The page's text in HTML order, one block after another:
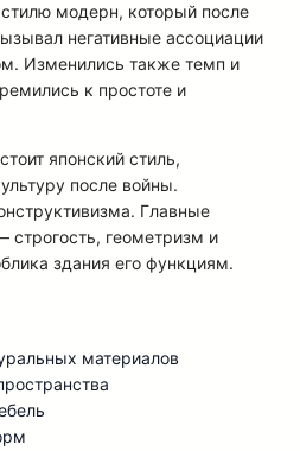
модерн, который после
негативные ассоциации
Изменились также темп и
к простоте и
японский стиль,
после войны.
Главные
строгость, геометризм и
здания его функциям.
материалов